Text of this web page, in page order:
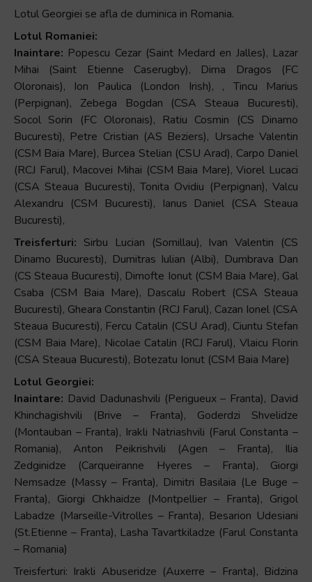
navigați
interacționați
conținutul.
Lotul Georgiei se afla de duminica in Romania.
Lotul Romaniei:
Inaintare: Popescu Cezar (Saint Medard en Jalles), Lazar
Mihai (Saint Etienne Caserugby), Dima Dragos (FC
Oloronais), Ion Paulica (London Irish), , Tincu Marius
(Perpignan), Zebega Bogdan (CSA Steaua Bucuresti),
Socol Sorin (FC Oloronais), Ratiu Cosmin (CS Dinamo
Bucuresti), Petre Cristian (AS Beziers), Ursache Valentin
(CSM Baia Mare), Burcea Stelian (CSU Arad), Carpo Daniel
(RCJ Farul), Macovei Mihai (CSM Baia Mare), Viorel Lucaci
(CSA Steaua Bucuresti), Tonita Ovidiu (Perpignan), Valcu
Alexandru (CSM Bucuresti), Ianus Daniel (CSA Steaua
Bucuresti),
Treisferturi: Sirbu Lucian (Somillau), Ivan Valentin (CS
Dinamo Bucuresti), Dumitras Iulian (Albi), Dumbrava Dan
(CS Steaua Bucuresti), Dimofte Ionut (CSM Baia Mare), Gal
Csaba (CSM Baia Mare), Dascalu Robert (CSA Steaua
Bucuresti), Gheara Constantin (RCJ Farul), Cazan Ionel (CSA
Steaua Bucuresti), Fercu Catalin (CSU Arad), Ciuntu Stefan
(CSM Baia Mare), Nicolae Catalin (RCJ Farul), Vlaicu Florin
(CSA Steaua Bucuresti), Botezatu Ionut (CSM Baia Mare)
Lotul Georgiei:
Inaintare: David Dadunashvili (Perigueux – Franta), David
Khinchagishvili (Brive – Franta), Goderdzi Shvelidze
(Montauban – Franta), Irakli Natriashvili (Farul Constanta –
Romania), Anton Peikrishvili (Agen – Franta), Ilia
Zedginidze (Carqueiranne Hyeres – Franta), Giorgi
Nemsadze (Massy – Franta), Dimitri Basilaia (Le Buge –
Franta), Giorgi Chkhaidze (Montpellier – Franta), Grigol
Labadze (Marseille-Vitrolles – Franta), Besarion Udesiani
(St.Etienne – Franta), Lasha Tavartkiladze (Farul Constanta
– Romania)
Treisferturi: Irakli Abuseridze (Auxerre – Franta), Bidzina